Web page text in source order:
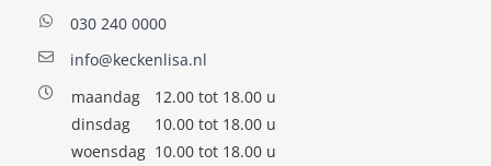
030 240 0000
info@keckenlisa.nl
maandag
12.00 tot 18.00 u
dinsdag
10.00 tot 18.00 u
woensdag 10.00 tot 18.00 u